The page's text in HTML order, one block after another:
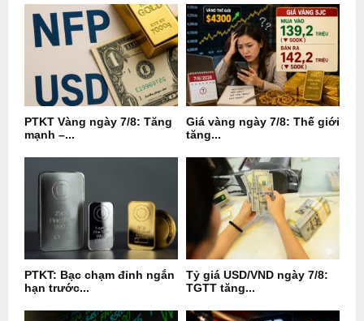
PTKT Vàng ngày 7/8: Tăng
mạnh –...
Giá vàng ngày 7/8: Thế giới
tăng...
PTKT: Bạc chạm đỉnh ngắn
hạn trước...
Tỷ giá USD/VND ngày 7/8:
TGTT tăng...